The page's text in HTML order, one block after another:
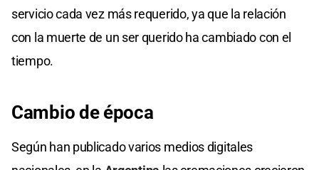
servicio cada vez más requerido, ya que la relación
con la muerte de un ser querido ha cambiado con el
tiempo.
Cambio de época
Según han publicado varios medios digitales